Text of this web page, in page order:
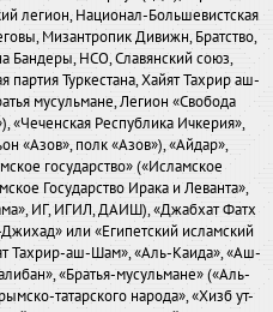
легион, Национал-Большевистская
Мизантропик Дивижн, Братство,
Бандеры, НСО, Славянский союз,
партия Туркестана, Хайят Тахрир аш-
мусульмане, Легион «Свобода
«Чеченская Республика Ичкерия»,
«Азов», полк «Азов»), «Айдар»,
государство» («Исламское
Государство Ирака и Леванта»,
ИГ, ИГИЛ, ДАИШ), «Джабхат Фатх
или «Египетский исламский
Тахрир-аш-Шам», «Аль-Каида», «Аш-
«Братья-мусульмане» («Аль-
татарского народа», «Хизб ут-